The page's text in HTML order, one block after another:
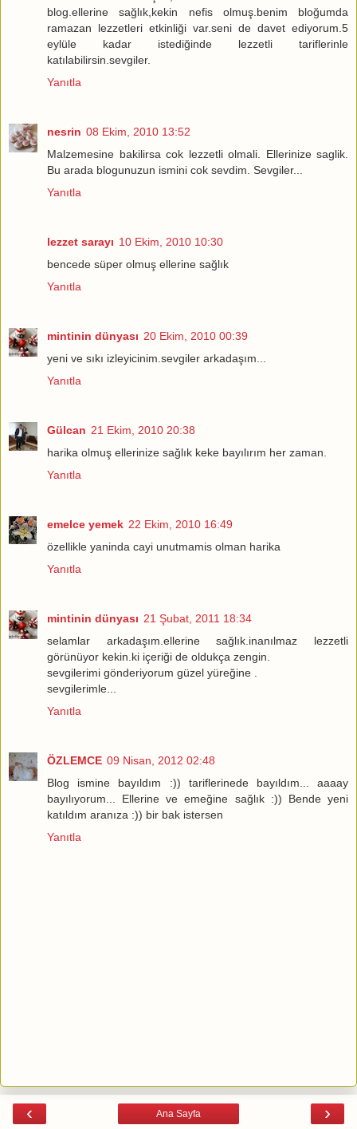
blog.ellerine sağlık,kekin nefis olmuş.benim bloğumda
ramazan lezzetleri etkinliği var.seni de davet ediyorum.5
eylüle kadar istediğinde lezzetli tariflerinle
katılabilirsin.sevgiler.
Yanıtla
nesrin 08 Ekim, 2010 13:52
Malzemesine bakilirsa cok lezzetli olmali. Ellerinize saglik.
Bu arada blogunuzun ismini cok sevdim. Sevgiler...
Yanıtla
lezzet sarayı 10 Ekim, 2010 10:30
bencede süper olmuş ellerine sağlık
Yanıtla
mintinin dünyası 20 Ekim, 2010 00:39
yeni ve sıkı izleyicinim.sevgiler arkadaşım...
Yanıtla
Gülcan 21 Ekim, 2010 20:38
harika olmuş ellerinize sağlık keke bayılırım her zaman.
Yanıtla
emelce yemek 22 Ekim, 2010 16:49
özellikle yaninda cayi unutmamis olman harika
Yanıtla
mintinin dünyası 21 Şubat, 2011 18:34
selamlar arkadaşım.ellerine sağlık.inanılmaz lezzetli
görünüyor kekin.ki içeriği de oldukça zengin.
sevgilerimi gönderiyorum güzel yüreğine .
sevgilerimle...
Yanıtla
ÖZLEMCE 09 Nisan, 2012 02:48
Blog ismine bayıldım :)) tariflerinede bayıldım... aaaay
bayılıyorum... Ellerine ve emeğine sağlık :)) Bende yeni
katıldım aranıza :)) bir bak istersen
Yanıtla
‹ ›
Ana Sayfa